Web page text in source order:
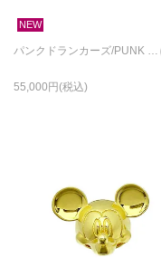
NEW
55,000